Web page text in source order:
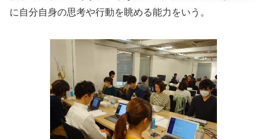
に自分自身の思考や行動を眺める能力をいう。